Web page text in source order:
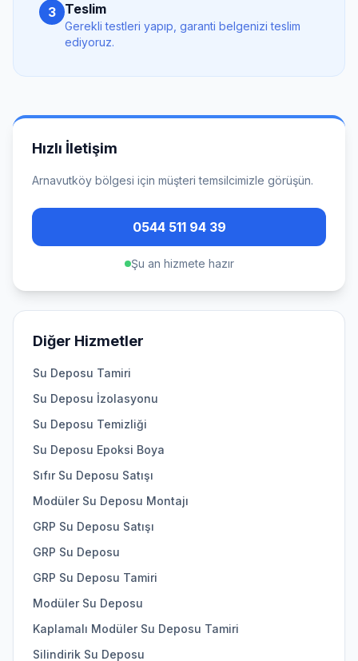
3 Teslim
Gerekli testleri yapıp, garanti belgenizi teslim
ediyoruz.
Hızlı İletişim
Arnavutköy bölgesi için müşteri temsilcimizle görüşün.
0544 511 94 39
Şu an hizmete hazır
Diğer Hizmetler
Su Deposu Tamiri
Su Deposu İzolasyonu
Su Deposu Temizliği
Su Deposu Epoksi Boya
Sıfır Su Deposu Satışı
Modüler Su Deposu Montajı
GRP Su Deposu Satışı
GRP Su Deposu
GRP Su Deposu Tamiri
Modüler Su Deposu
Kaplamalı Modüler Su Deposu Tamiri
Silindirik Su Deposu